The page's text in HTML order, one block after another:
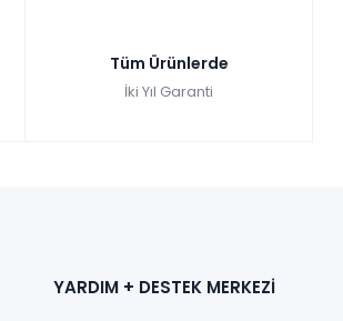
Tüm Ürünlerde
İki Yıl Garanti
YARDIM + DESTEK MERKEZİ